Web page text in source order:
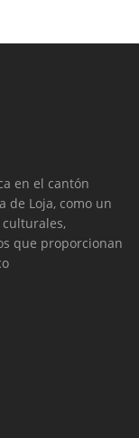
en el cantón
de Loja, como un
culturales,
que proporcionan